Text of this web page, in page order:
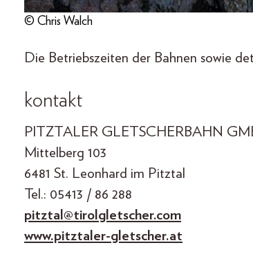
© Chris Walch
Die Betriebszeiten der Bahnen sowie
kontakt
PITZTALER GLETSCHERBAHN
Mittelberg 103
6481 St. Leonhard im Pitztal
Tel.: 05413 / 86 288
pitztal@tirolgletscher.com
www.pitztaler-gletscher.at